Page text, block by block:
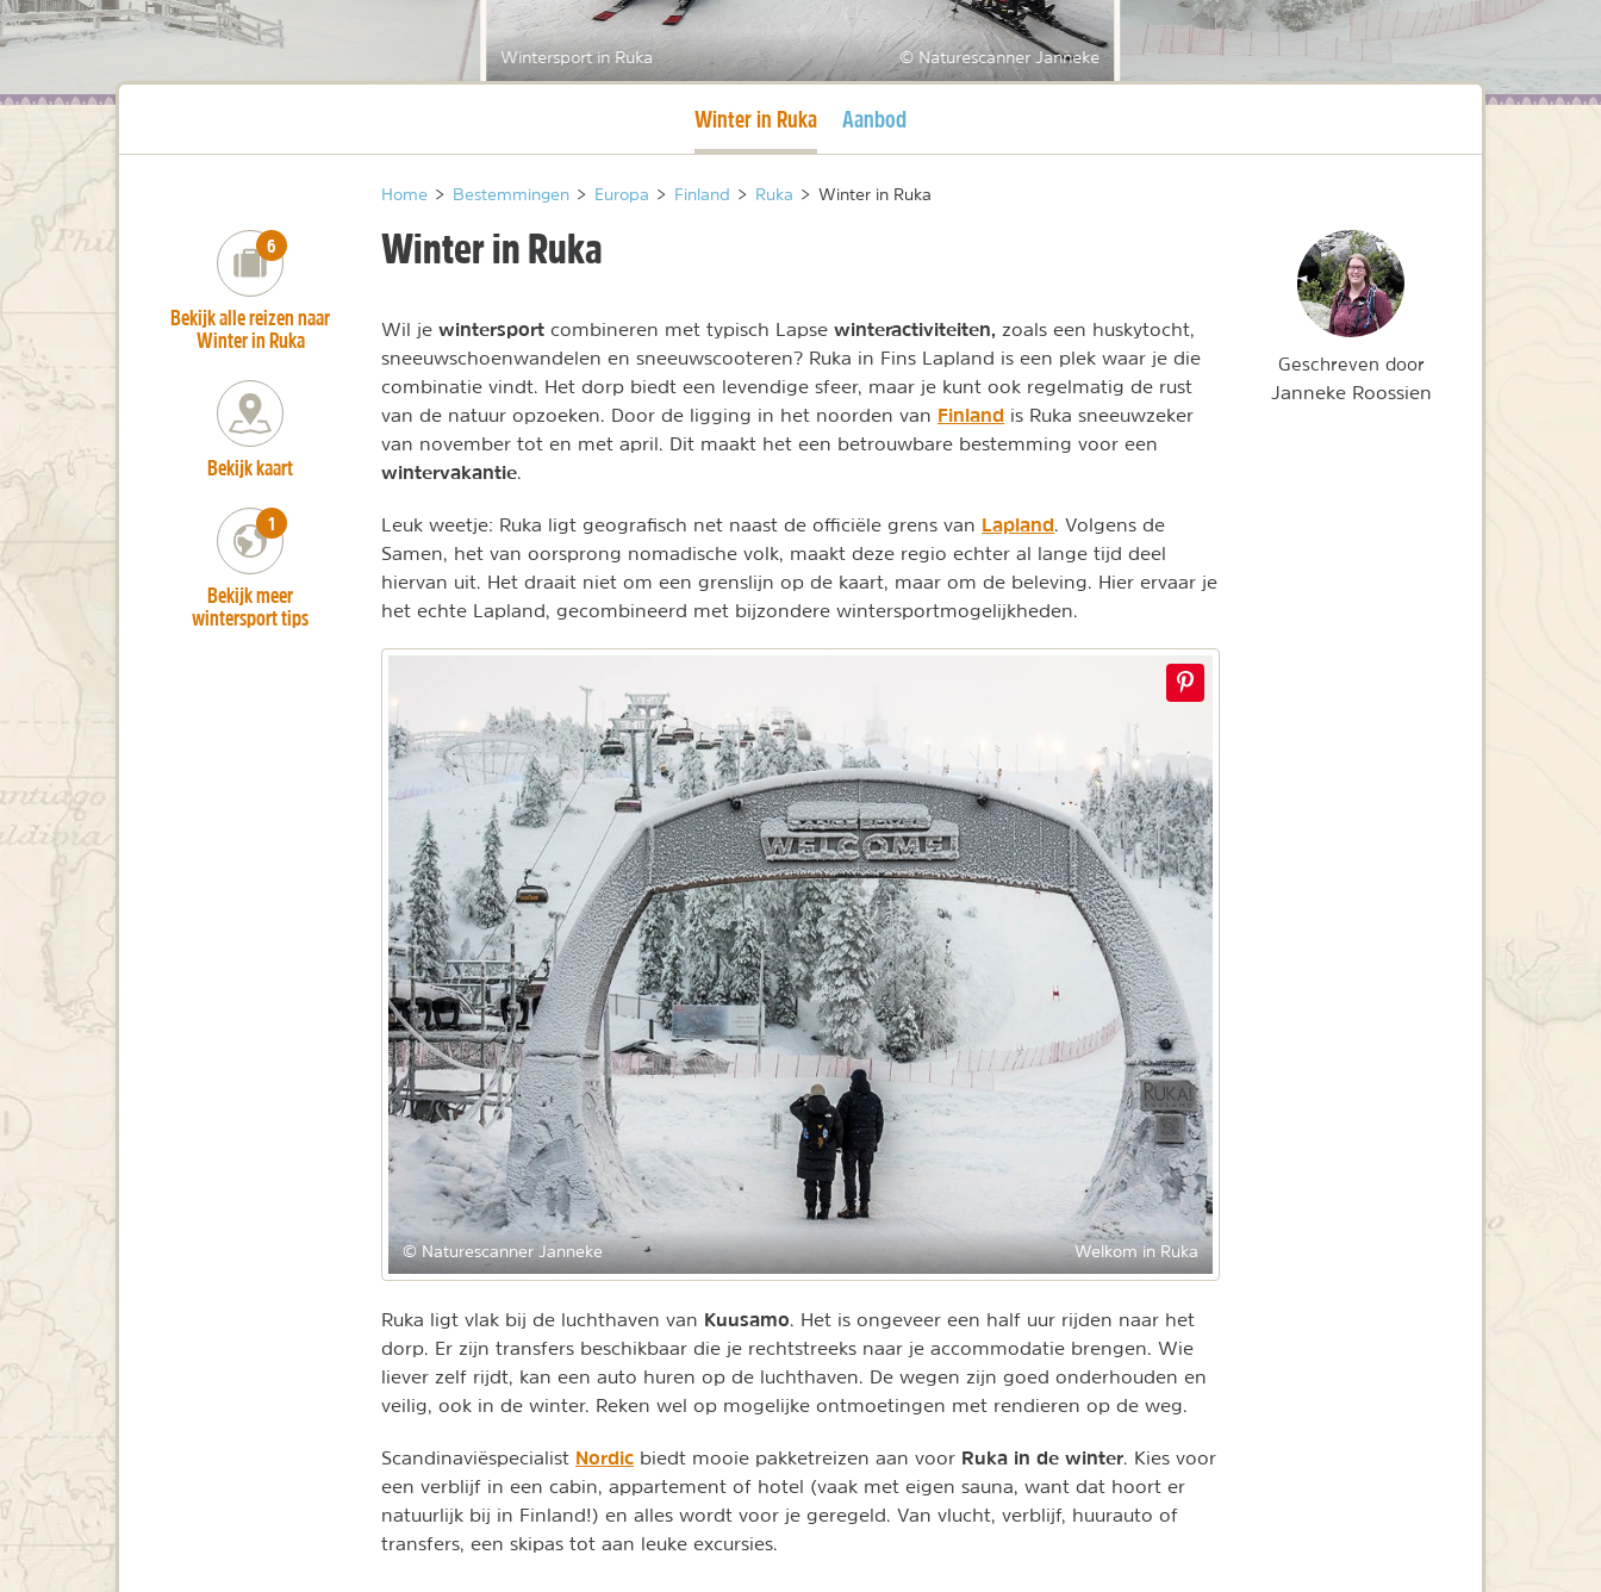
Wintersport in Ruka © Naturescanner Janneke
Huidige pagina
Winter in Ruka Aanbod
Home > Bestemmingen > Europa > Finland > Ruka > Winter in Ruka
Winter in Ruka
Wil je wintersport combineren met typisch Lapse winteractiviteiten, zoals een huskytocht,
sneeuwschoenwandelen en sneeuwscooteren? Ruka in Fins Lapland is een plek waar je die
combinatie vindt. Het dorp biedt een levendige sfeer, maar je kunt ook regelmatig de rust
van de natuur opzoeken. Door de ligging in het noorden van Finland is Ruka sneeuwzeker
van november tot en met april. Dit maakt het een betrouwbare bestemming voor een
wintervakantie.
Leuk weetje: Ruka ligt geografisch net naast de officiële grens van Lapland. Volgens de
Samen, het van oorsprong nomadische volk, maakt deze regio echter al lange tijd deel
hiervan uit. Het draait niet om een grenslijn op de kaart, maar om de beleving. Hier ervaar je
het echte Lapland, gecombineerd met bijzondere wintersportmogelijkheden.
© Naturescanner Janneke Welkom in Ruka
Ruka ligt vlak bij de luchthaven van Kuusamo. Het is ongeveer een half uur rijden naar het
dorp. Er zijn transfers beschikbaar die je rechtstreeks naar je accommodatie brengen. Wie
liever zelf rijdt, kan een auto huren op de luchthaven. De wegen zijn goed onderhouden en
veilig, ook in de winter. Reken wel op mogelijke ontmoetingen met rendieren op de weg.
Scandinaviëspecialist Nordic biedt mooie pakketreizen aan voor Ruka in de winter. Kies voor
een verblijf in een cabin, appartement of hotel (vaak met eigen sauna, want dat hoort er
natuurlijk bij in Finland!) en alles wordt voor je geregeld. Van vlucht, verblijf, huurauto of
transfers, een skipas tot aan leuke excursies.
number_of_trips:
6
Bekijk alle reizen naar
Winter in Ruka
Bekijk kaart
number_of_trips:
1
Bekijk meer
wintersport tips
Geschreven door
Janneke Roossien